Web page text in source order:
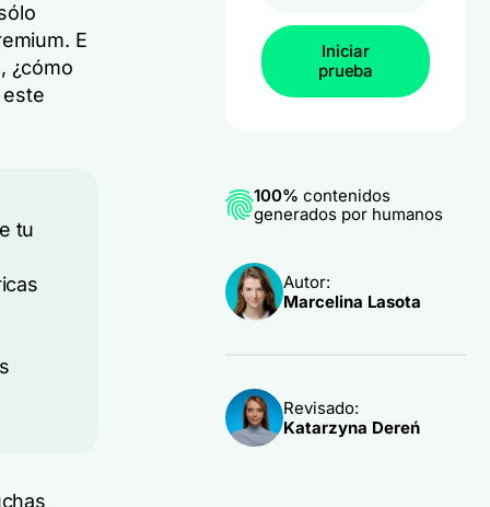
E
¿cómo
este
tu
Iniciar
prueba
100% contenidos
generados por humanos
Autor:
Marcelina Lasota
Revisado:
Katarzyna Dereń